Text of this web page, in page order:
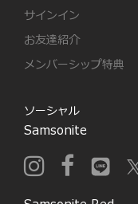
サインイン
お友達紹介
メンバーシップ特典
ソーシャル
Samsonite